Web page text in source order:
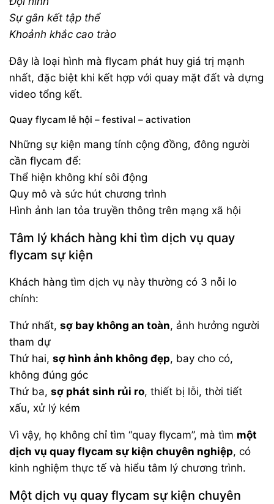
Sự gắn kết tập thể
Khoảnh khắc cao trào
Đây là loại hình mà flycam phát huy giá trị mạnh
nhất, đặc biệt khi kết hợp với quay mặt đất và dựng
video tổng kết.
Quay flycam lễ hội – festival – activation
Những sự kiện mang tính cộng đồng, đông người
cần flycam để:
Thể hiện không khí sôi động
Quy mô và sức hút chương trình
Hình ảnh lan tỏa truyền thông trên mạng xã hội
Tâm lý khách hàng khi tìm dịch vụ quay
flycam sự kiện
Khách hàng tìm dịch vụ này thường có 3 nỗi lo
chính:
Thứ nhất,sợ bay không an toàn, ảnh hưởng người
tham dự
Thứ hai,sợ hình ảnh không đẹp, bay cho có,
không đúng góc
Thứ ba,sợ phát sinh rủi ro, thiết bị lỗi, thời tiết
xấu, xử lý kém
Vì vậy, họ không chỉ tìm “quay flycam”, mà tìm một
dịch vụ quay flycam sự kiện chuyên nghiệp, có
kinh nghiệm thực tế và hiểu tâm lý chương trình.
Một dịch vụ quay flycam sự kiện chuyên